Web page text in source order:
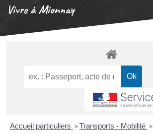
Vivre à Mionnay
Accueil particuliers > Transports - Mobilité >